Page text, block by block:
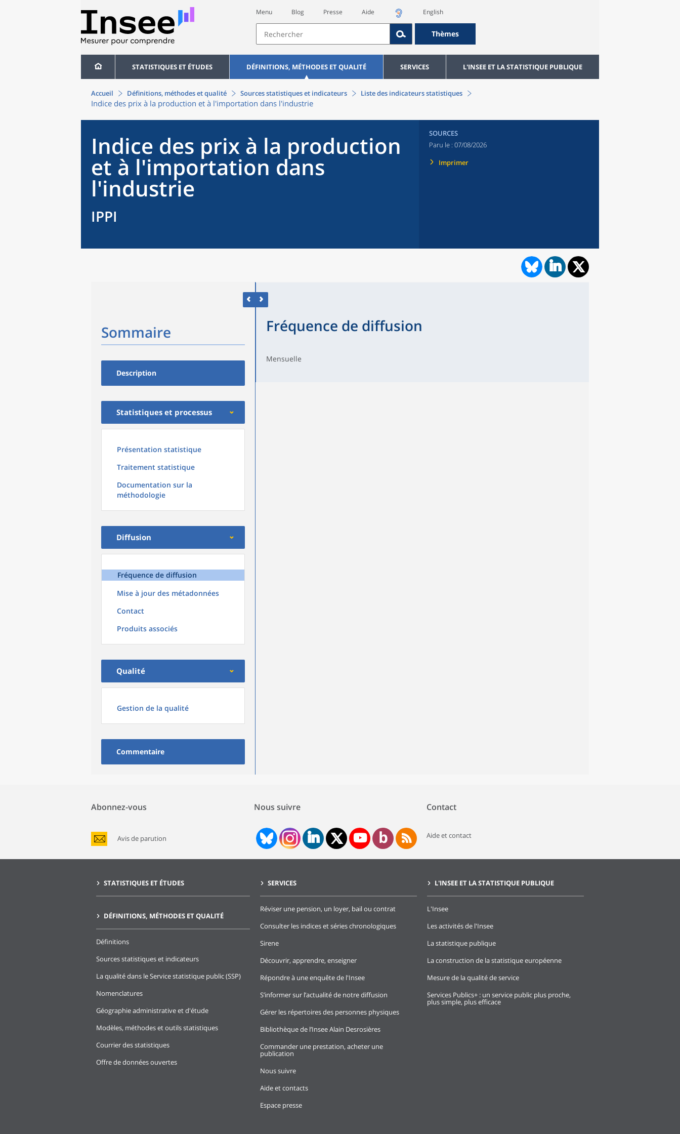
Menu Blog Presse Aide English
Thèmes
STATISTIQUES ET ÉTUDES DÉFINITIONS, MÉTHODES ET QUALITÉ SERVICES L'INSEE ET LA STATISTIQUE PUBLIQUE
Accueil Définitions, méthodes et qualité Sources statistiques et indicateurs Liste des indicateurs statistiques
Indice des prix à la production et à l'importation dans l'industrie
Indice des prix à la production
et à l'importation dans
l'industrie
IPPI
SOURCES
Paru le : 07/08/2026
Imprimer
Sommaire
Description
Statistiques et processus
Présentation statistique
Traitement statistique
Documentation sur la
méthodologie
Diffusion
Fréquence de diffusion
Mise à jour des métadonnées
Contact
Produits associés
Qualité
Gestion de la qualité
Commentaire
Fréquence de diffusion
Mensuelle
Abonnez-vous
Avis de parution
Nous suivre Contact
Aide et contact
STATISTIQUES ET ÉTUDES
DÉFINITIONS, MÉTHODES ET QUALITÉ
Définitions
Sources statistiques et indicateurs
La qualité dans le Service statistique public (SSP)
Nomenclatures
Géographie administrative et d'étude
Modèles, méthodes et outils statistiques
Courrier des statistiques
Offre de données ouvertes
SERVICES
Réviser une pension, un loyer, bail ou contrat
Consulter les indices et séries chronologiques
Sirene
Découvrir, apprendre, enseigner
Répondre à une enquête de l'Insee
S’informer sur l’actualité de notre diffusion
Gérer les répertoires des personnes physiques
Bibliothèque de l’Insee Alain Desrosières
Commander une prestation, acheter une
publication
Nous suivre
Aide et contacts
Espace presse
L'INSEE ET LA STATISTIQUE PUBLIQUE
L'Insee
Les activités de l'Insee
La statistique publique
La construction de la statistique européenne
Mesure de la qualité de service
Services Publics+ : un service public plus proche,
plus simple, plus efficace